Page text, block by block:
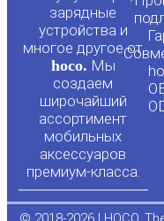
зарядные
устройства и
многое другое от
hoco. Мы
создаем
широчайший
ассортимент
мобильных
аксессуаров
премиум-класса.